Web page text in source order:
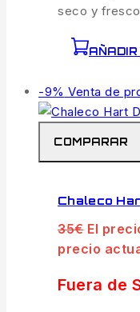
seco y
-9% Venta de
COMPARAR
Chaleco
35€ El
precio
Fuera de